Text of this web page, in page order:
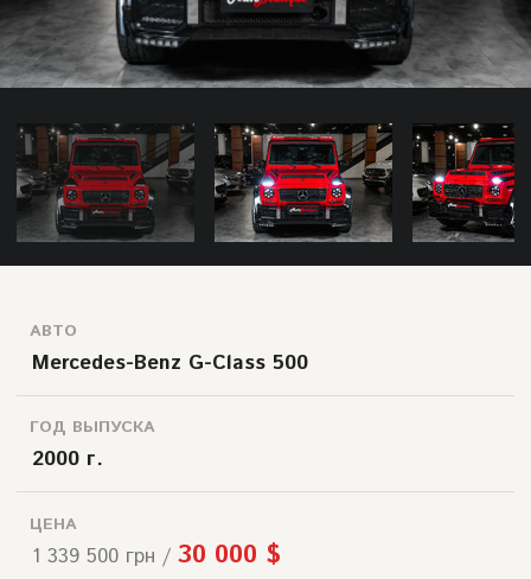
АВТО
Mercedes-Benz G-Class 500
ГОД ВЫПУСКА
2000 г.
ЦЕНА
1 339 500 грн / 30 000 $